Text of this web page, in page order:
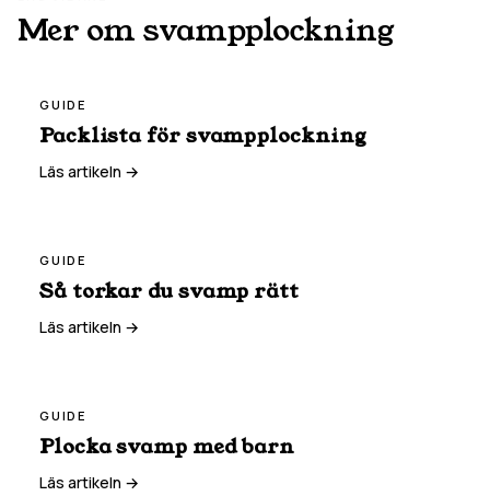
Mer om svampplockning
GUIDE
Packlista för svampplockning
Läs artikeln →
GUIDE
Så torkar du svamp rätt
Läs artikeln →
GUIDE
Plocka svamp med barn
Läs artikeln →